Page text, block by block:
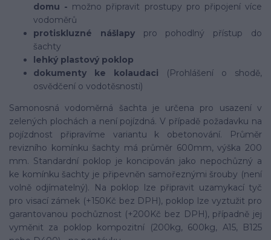
domu - možno připravit prostupy pro připojení více
vodoměrů
protiskluzné nášlapypro pohodlný přístup do
šachty
lehký plastový poklop
dokumenty ke kolaudaci (Prohlášení o shodě,
osvědčení o vodotěsnosti)
Samonosná vodoměrná šachta je určena pro usazení v
zelených plochách a není pojízdná. V případě požadavku na
pojízdnost připravíme variantu k obetonování. Průměr
revizního komínku šachty má průměr 600mm, výška 200
mm. Standardní poklop je koncipován jako nepochůzný a
ke komínku šachty je připevněn samořeznými šrouby (není
volně odjímatelný). Na poklop lze připravit uzamykací tyč
pro visací zámek (+150Kč bez DPH), poklop lze vyztužit pro
garantovanou pochůznost (+200Kč bez DPH), případně jej
vyměnit za poklop kompozitní (200kg, 600kg, A15, B125